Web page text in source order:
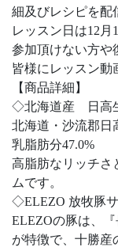
細及びレシピを配
レッスン日は12月
参加頂けない方や
皆様にレッスン動
【商品詳細】
◇北海道産 日高
北海道・沙流郡
乳脂肪分47.0%
高脂肪なリッチさ
ムです。
◇ELEZO 放牧豚
ELEZOの豚は、
が特徴で、十勝産